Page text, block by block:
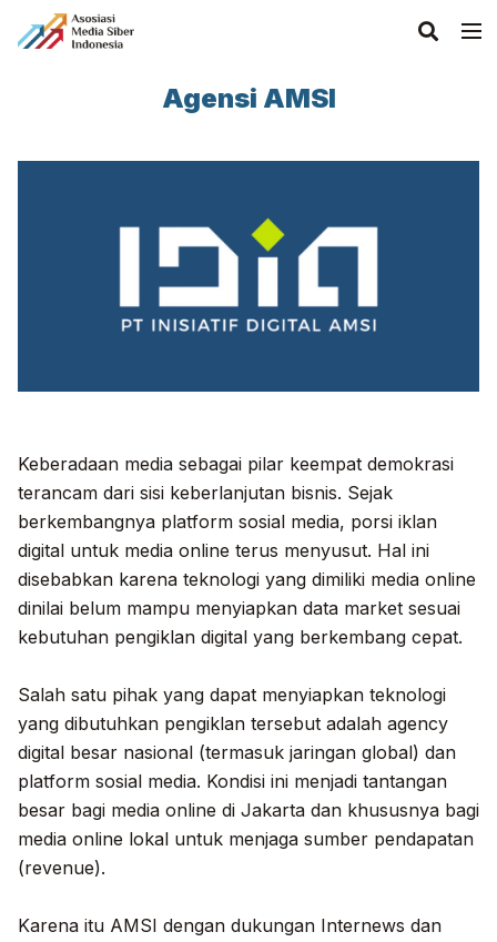
Agensi AMSI
Keberadaan media sebagai pilar keempat demokrasi
terancam dari sisi keberlanjutan bisnis. Sejak
berkembangnya platform sosial media, porsi iklan
digital untuk media online terus menyusut. Hal ini
disebabkan karena teknologi yang dimiliki media online
dinilai belum mampu menyiapkan data market sesuai
kebutuhan pengiklan digital yang berkembang cepat.
Salah satu pihak yang dapat menyiapkan teknologi
yang dibutuhkan pengiklan tersebut adalah agency
digital besar nasional (termasuk jaringan global) dan
platform sosial media. Kondisi ini menjadi tantangan
besar bagi media online di Jakarta dan khususnya bagi
media online lokal untuk menjaga sumber pendapatan
(revenue).
Karena itu AMSI dengan dukungan Internews dan